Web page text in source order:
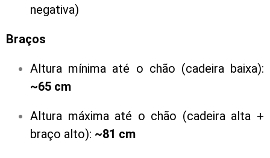
negativa)
Braços
Altura mínima até o chão (cadeira baixa):
~65 cm
Altura máxima até o chão (cadeira alta +
braço alto): ~81 cm